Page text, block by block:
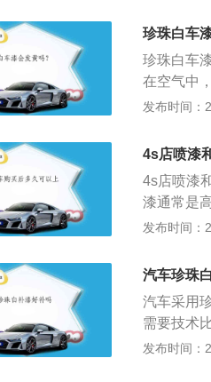
车身，停
差。注意
度和漆纹
漆膜过薄
质。
珍珠白车
珍珠白车
在空气中
强，会加
口或烧烤
这些东西
发布时间：
4s店喷漆
4s店喷漆
漆通常是
烘烤干燥
三层，中
短，喷漆
却不容易
调色，一
差。
发布时间：
汽车珍珠
汽车采用
需要技术
厂漆，补
发布时间：